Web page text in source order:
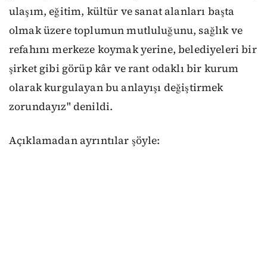
ulaşım, eğitim, kültür ve sanat alanları başta
olmak üzere toplumun mutluluğunu, sağlık ve
refahını merkeze koymak yerine, belediyeleri bir
şirket gibi görüp kâr ve rant odaklı bir kurum
olarak kurgulayan bu anlayışı değiştirmek
zorundayız" denildi.
Açıklamadan ayrıntılar şöyle: